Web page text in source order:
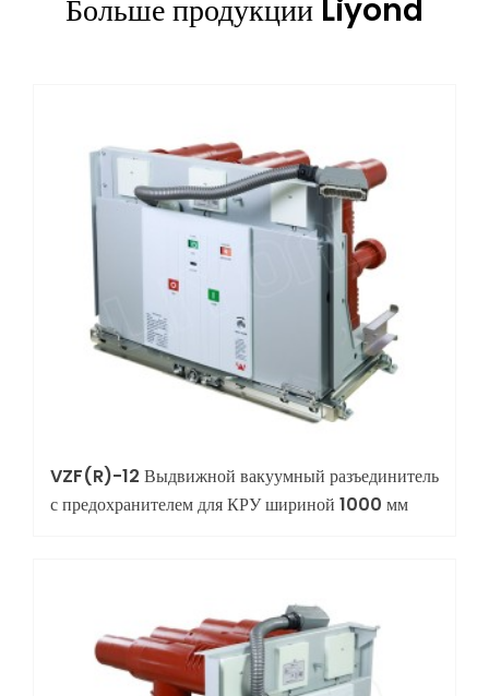
Больше продукции Liyond
VZF(R)-12 Выдвижной вакуумный разъединитель
с предохранителем для КРУ шириной 1000 мм